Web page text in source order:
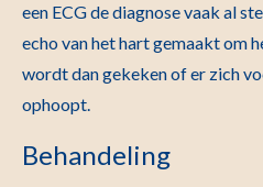
een ECG de diagnose vaak al
echo van het hart gemaakt om
wordt dan gekeken of er zich
ophoopt.
Behandeling